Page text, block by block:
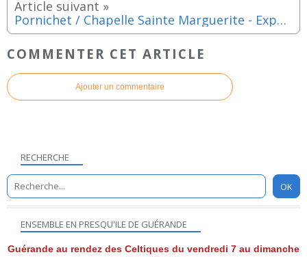
Pornichet / Chapelle Sainte Marguerite - Exposition de Nadia Canzian jusqu'au dimanche 31 mai 2026
COMMENTER CET ARTICLE
Ajouter un commentaire
RECHERCHE
ENSEMBLE EN PRESQU'ILE DE GUÉRANDE
Guérande au rendez des Celtiques du vendredi 7 au dimanche